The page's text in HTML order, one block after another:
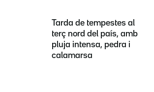
Tarda de tempestes al
terç nord del país, amb
pluja intensa, pedra i
calamarsa